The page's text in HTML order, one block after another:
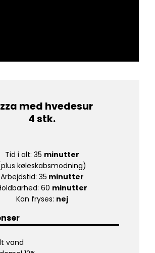
med hvedesur
4 stk.
Tid i alt: 35 minutter
køleskabsmodning)
Arbejdstid: 35 minutter
60 minutter
Kan fryses: nej
vand